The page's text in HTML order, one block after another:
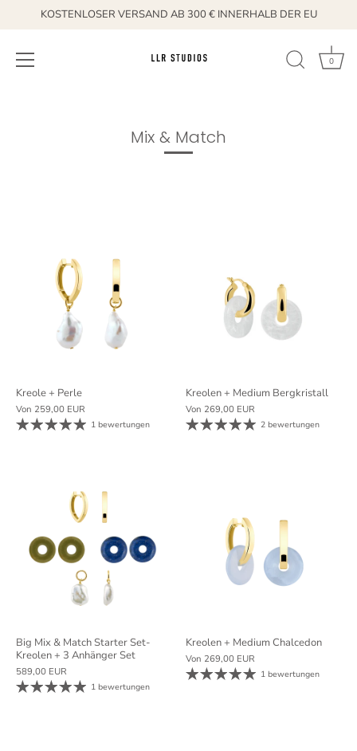
KOSTENLOSER VERSAND AB 300 € INNERHALB DER EU
0
Mix & Match
Kreole + Perle
Von 259,00 EUR
1 bewertungen
Kreolen + Medium Bergkristall
Von 269,00 EUR
2 bewertungen
Big Mix & Match Starter Set-
Kreolen + 3 Anhänger Set
589,00 EUR
1 bewertungen
Kreolen + Medium Chalcedon
Von 269,00 EUR
1 bewertungen